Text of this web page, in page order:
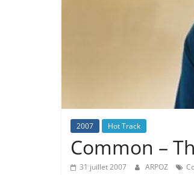
2007 Hot Track
Common –
31 juillet 2007 ARPOZ